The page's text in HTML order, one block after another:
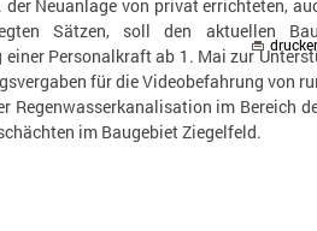
Neuanlage von privat errichteten,
Sätzen, soll den aktuellen
Personalkraft ab 1. Mai zur
für die Videobefahrung von
Regenwasserkanalisation im Bereich
im Baugebiet Ziegelfeld.